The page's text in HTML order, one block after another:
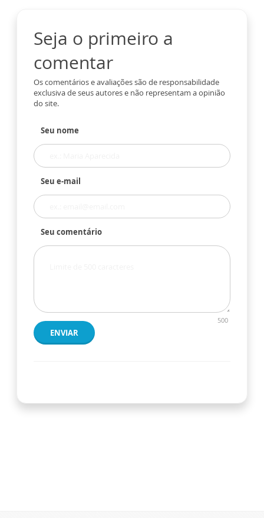
Seja o primeiro a
comentar
Os comentários e avaliações são de responsabilidade
exclusiva de seus autores e não representam a opinião
do site.
Seu nome
Seu e-mail
Seu comentário
500
ENVIAR